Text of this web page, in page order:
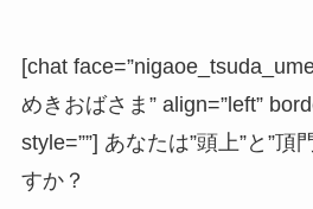
[chat
めきおばさま” align=”left”
style=””] あなたは”頭上”と”頂門
すか？